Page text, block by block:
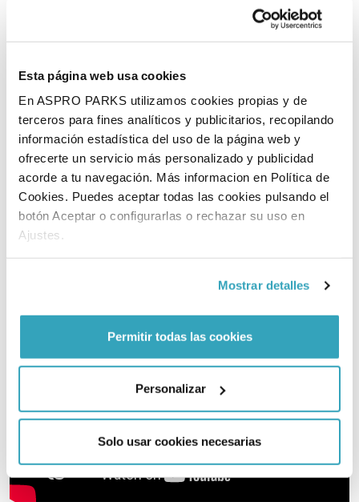
Esta página web usa cookies
En ASPRO PARKS utilizamos cookies propias y de
terceros para fines analíticos y publicitarios, recopilando
información estadística del uso de la página web y
ofrecerte un servicio más personalizado y publicidad
acorde a tu navegación. Más informacion en Política de
Cookies. Puedes aceptar todas las cookies pulsando el
botón Aceptar o configurarlas o rechazar su uso en
Ajustes.
Mostrar detalles
Permitir todas las cookies
Personalizar
Solo usar cookies necesarias